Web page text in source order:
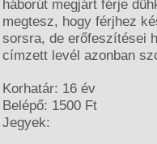
háborút megjárt férje
megtesz, hogy férjhez
sorsra, de erőfeszítései
címzett levél azonban
Korhatár: 16 év
Belépő: 1500 Ft
Jegyek: